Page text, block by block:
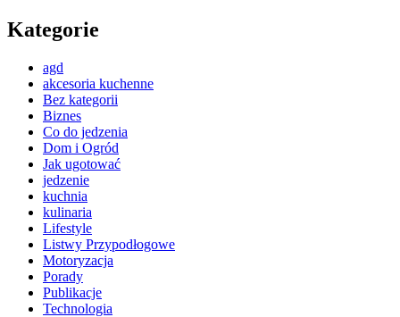
Kategorie
agd
akcesoria kuchenne
Bez kategorii
Biznes
Co do jedzenia
Dom i Ogród
Jak ugotować
jedzenie
kuchnia
kulinaria
Lifestyle
Listwy Przypodłogowe
Motoryzacja
Porady
Publikacje
Technologia